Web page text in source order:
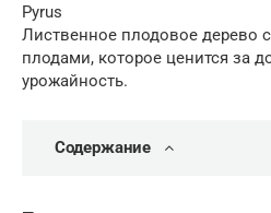
Pyrus
Лиственное плодовое дерево
плодами, которое ценится за
урожайность.
Содержание